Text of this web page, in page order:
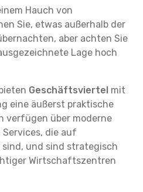
Hauch von
Sie, etwas außerhalb der
aber achten Sie
Lage hoch
Geschäftsviertel mit
eine äußerst praktische
verfügen über moderne
die auf
und sind strategisch
Wirtschaftszentren